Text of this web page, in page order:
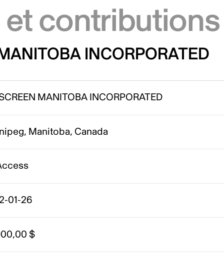
contributions
INCORPORATED
MANITOBA INCORPORATED
Manitoba, Canada
01-26
$